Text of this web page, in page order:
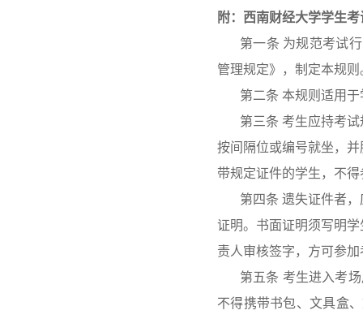
附：西南财经大学学生
第一条 为规范考试
管理规定》，制定本规则
第二条 本规则适用
第三条 考生应持考
按间隔位或编号就坐，
带规定证件的学生，不
第四条 遗失证件者
证明。书面证明须写明
责人审核签字，方可参加
第五条 考生进入考
不得携带书包、文具盒